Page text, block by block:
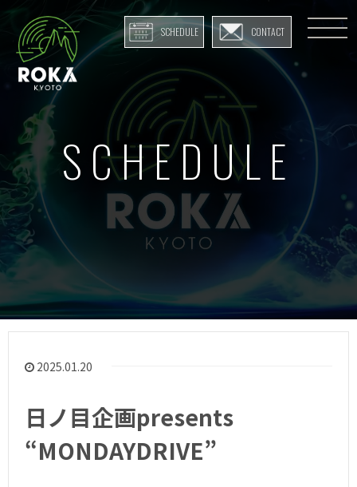
SCHEDULE CONTACT
SCHEDULE
2025.01.20
日ノ目企画presents
“MONDAYDRIVE”